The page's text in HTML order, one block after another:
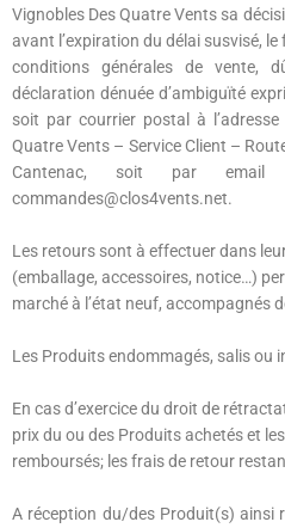
Vignobles Des Quatre Vents sa
avant l’expiration du délai susvisé,
conditions générales de vente,
déclaration dénuée d’ambiguïté
soit par courrier postal à
Quatre Vents – Service Client –
Cantenac, soit par
commandes@clos4vents.net.
Les retours sont à effectuer dans
(emballage, accessoires, notice…)
marché à l’état neuf, accompagnés
Les Produits endommagés, salis ou
En cas d’exercice du droit de
prix du ou des Produits achetés et
remboursés; les frais de retour
A réception du/des Produit(s) ainsi